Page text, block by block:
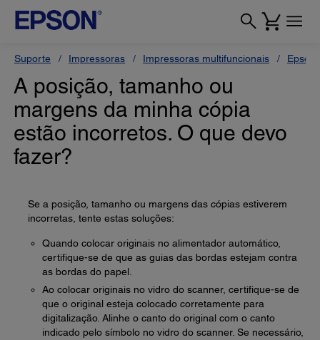
Suporte Impressoras Impressoras multifuncionais Epson
A posição, tamanho ou
margens da minha cópia
estão incorretos. O que devo
fazer?
Se a posição, tamanho ou margens das cópias estiverem
incorretas, tente estas soluções:
Quando colocar originais no alimentador automático,
certifique-se de que as guias das bordas estejam contra
as bordas do papel.
Ao colocar originais no vidro do scanner, certifique-se de
que o original esteja colocado corretamente para
digitalização. Alinhe o canto do original com o canto
indicado pelo símbolo no vidro do scanner. Se necessário,